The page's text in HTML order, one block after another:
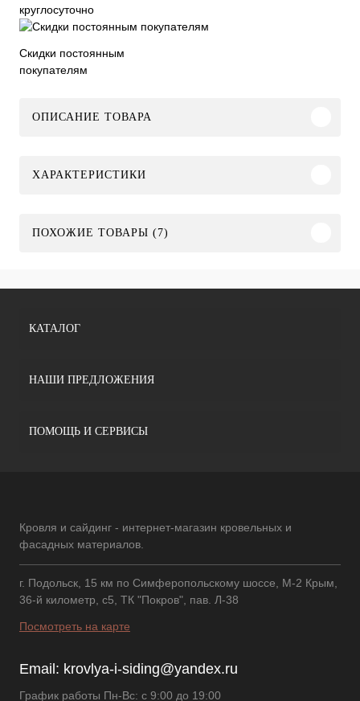
круглосуточно
Скидки постоянным
покупателям
ОПИСАНИЕ ТОВАРА
ХАРАКТЕРИСТИКИ
ПОХОЖИЕ ТОВАРЫ (7)
КАТАЛОГ
НАШИ ПРЕДЛОЖЕНИЯ
ПОМОЩЬ И СЕРВИСЫ
Кровля и сайдинг - интернет-магазин кровельных и
фасадных материалов.
г. Подольск, 15 км по Симферопольскому шоссе, М-2 Крым,
36-й километр, с5, ТК "Покров", пав. Л-38
Посмотреть на карте
Email: krovlya-i-siding@yandex.ru
График работы Пн-Вс: с 9:00 до 19:00